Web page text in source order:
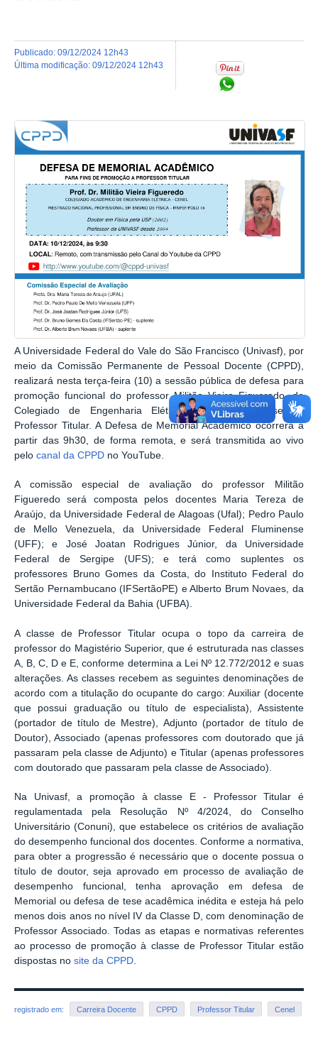
publicado: 09/12/2024 12h43
última modificação: 09/12/2024 12h43
A Universidade Federal do Vale do São Francisco (Univasf), por
meio da Comissão Permanente de Pessoal Docente (CPPD),
realizará nesta terça-feira (10) a sessão pública de defesa para
promoção funcional do professor Militão Vieira Figueredo, do
Colegiado de Engenharia Elétrica (Cenel), à classe de
Professor Titular. A Defesa de Memorial Acadêmico ocorrerá a
partir das 9h30, de forma remota, e será transmitida ao vivo
pelo canal da CPPD no YouTube.
A comissão especial de avaliação do professor Militão
Figueredo será composta pelos docentes Maria Tereza de
Araújo, da Universidade Federal de Alagoas (Ufal); Pedro Paulo
de Mello Venezuela, da Universidade Federal Fluminense
(UFF); e José Joatan Rodrigues Júnior, da Universidade
Federal de Sergipe (UFS); e terá como suplentes os
professores Bruno Gomes da Costa, do Instituto Federal do
Sertão Pernambucano (IFSertãoPE) e Alberto Brum Novaes, da
Universidade Federal da Bahia (UFBA).
A classe de Professor Titular ocupa o topo da carreira de
professor do Magistério Superior, que é estruturada nas classes
A, B, C, D e E, conforme determina a Lei Nº 12.772/2012 e suas
alterações. As classes recebem as seguintes denominações de
acordo com a titulação do ocupante do cargo: Auxiliar (docente
que possui graduação ou título de especialista), Assistente
(portador de título de Mestre), Adjunto (portador de título de
Doutor), Associado (apenas professores com doutorado que já
passaram pela classe de Adjunto) e Titular (apenas professores
com doutorado que passaram pela classe de Associado).
Na Univasf, a promoção à classe E - Professor Titular é
regulamentada pela Resolução Nº 4/2024, do Conselho
Universitário (Conuni), que estabelece os critérios de avaliação
do desempenho funcional dos docentes. Conforme a normativa,
para obter a progressão é necessário que o docente possua o
título de doutor, seja aprovado em processo de avaliação de
desempenho funcional, tenha aprovação em defesa de
Memorial ou defesa de tese acadêmica inédita e esteja há pelo
menos dois anos no nível IV da Classe D, com denominação de
Professor Associado. Todas as etapas e normativas referentes
ao processo de promoção à classe de Professor Titular estão
dispostas no site da CPPD.
registrado em: Carreira Docente CPPD Professor Titular Cenel